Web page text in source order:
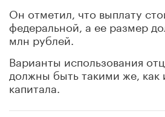
Он отметил, что выплату
федеральной, а ее размер
млн рублей.
Варианты использования
должны быть такими же, как
капитала.